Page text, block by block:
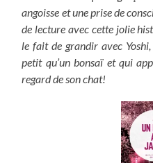
angoisse et une prise de
de lecture avec cette jolie
le fait de grandir avec
petit qu’un bonsaï et qui
regard de son chat!